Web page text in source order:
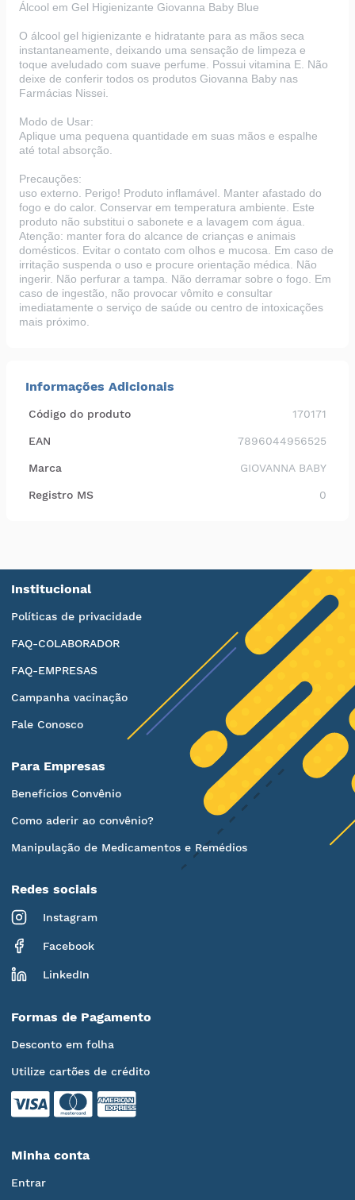
Álcool em Gel Higienizante Giovanna Baby Blue
O álcool gel higienizante e hidratante para as mãos seca
instantaneamente, deixando uma sensação de limpeza e
toque aveludado com suave perfume. Possui vitamina E. Não
deixe de conferir todos os produtos Giovanna Baby nas
Farmácias Nissei
Modo de Usar:
Aplique uma pequena quantidade em suas mãos e espalhe
até total absorção.
Precauções:
uso externo. Perigo! Produto inflamável. Manter afastado do
fogo e do calor. Conservar em temperatura ambiente. Este
produto não substitui o sabonete e a lavagem com água.
Atenção: manter fora do alcance de crianças e animais
domésticos. Evitar o contato com olhos e mucosa. Em caso de
irritação suspenda o uso e procure orientação médica. Não
ingerir. Não perfurar a tampa. Não derramar sobre o fogo. Em
caso de ingestão, não provocar vômito e consultar
imediatamente o serviço de saúde ou centro de intoxicações
mais próximo.
Informações Adicionais
Código do produto 170171
EAN 7896044956525
Marca GIOVANNA BABY
Registro MS 0
Institucional
Políticas de privacidade
FAQ-COLABORADOR
FAQ-EMPRESAS
Campanha vacinação
Fale Conosco
Para Empresas
Benefícios Convênio
Como aderir ao convênio?
Manipulação de Medicamentos e Remédios
Redes sociais
Instagram
Facebook
LinkedIn
Formas de Pagamento
Desconto em folha
Utilize cartões de crédito
Minha conta
Entrar